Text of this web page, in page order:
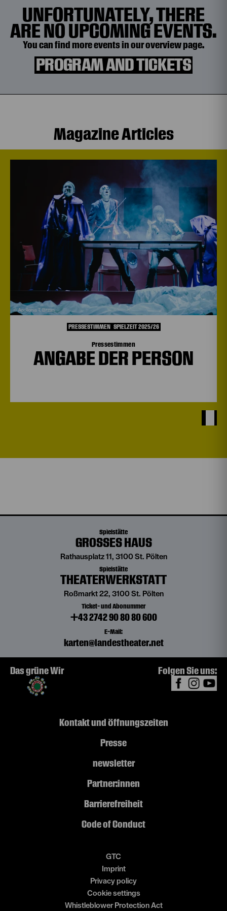
UNFORTUNATELY, THERE
ARE NO UPCOMING EVENTS.
You can find more events in our overview page.
PROGRAM AND TICKETS
Magazine Articles
© Apollonia T. Bitzan
Pressestimmen
ANGABE DER PERSON
PRESSESTIMMEN SPIELZEIT 2025/26
Spielstätte
GROSSES HAUS
Rathausplatz 11, 3100 St. Pölten
Spielstätte
THEATERWERKSTATT
Roßmarkt 22, 3100 St. Pölten
Ticket- und Abonummer
+43 2742 90 80 80 600
E-Mail:
karten@landestheater.net
Das grüne Wir Folgen Sie uns:
Kontakt und Öffnungszeiten
Presse
newsletter
Partner:innen
Barrierefreiheit
Code of Conduct
GTC
Imprint
Privacy policy
Cookie settings
Whistleblower Protection Act